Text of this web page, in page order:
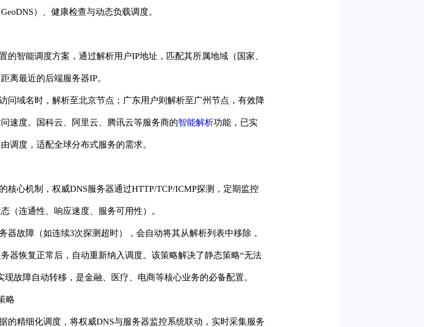
）、健康检查与动态负载调度。
的智能调度方案，通过解析用户IP地址，匹配其所属地域（国家、
离最近的后端服务器IP。
问域名时，解析至北京节点；广东用户则解析至广州节点，有效降
速度。国科云、阿里云、腾讯云等服务商的智能解析功能，已实
调度，适配全球分布式服务的需求。
核心机制，权威DNS服务器通过HTTP/TCP/ICMP探测，定期监控
（连通性、响应速度、服务可用性）。
器故障（如连续3次探测超时），会自动将其从解析列表中移除，
器恢复正常后，自动重新纳入调度。该策略解决了静态策略“无法
现故障自动转移，是金融、医疗、电商等核心业务的必备配置。
略
的精细化调度，将权威DNS与服务器监控系统联动，实时采集服务